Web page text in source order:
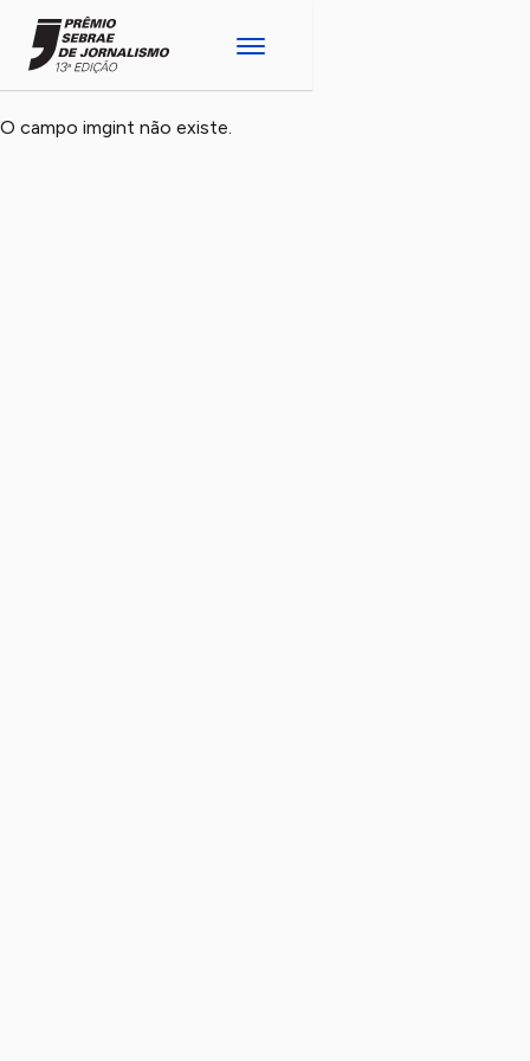
O campo imgint não existe.